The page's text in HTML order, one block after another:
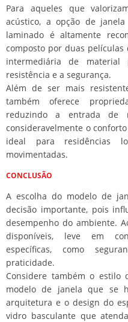
Para aqueles que
acústico, a opção de
laminado é altamente
composto por duas
intermediária de
resistência e a segurança.
Além de ser mais
também oferece
reduzindo a entrada de
consideravelmente o
ideal para residências
movimentadas.
CONCLUSÃO
A escolha do modelo de
decisão importante, pois
desempenho do ambiente.
disponíveis, leve em
específicas, como
praticidade.
Considere também o
modelo de janela que se
arquitetura e o design do
vidro basculante que